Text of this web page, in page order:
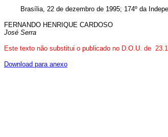
Brasília, 22 de dezembro de 1995; 174º da
FERNANDO HENRIQUE CARDOSO
José Serra
Este texto não substitui o publicado no D.O.U. de
Download para anexo